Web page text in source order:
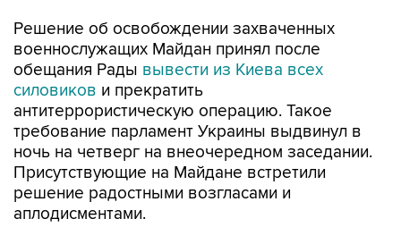
обещания Радывывести из Киева всех
силовикови прекратить
антитеррористическую операцию. Такое
требование парламент Украины выдвинул в
ночь на четверг на внеочередном заседании.
Присутствующие на Майдане встретили
решение радостными возгласами и
аплодисментами.
Расходиться протестующие не намерены.